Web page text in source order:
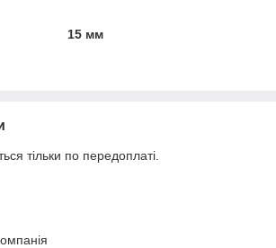
15 мм
тільки по передоплаті.